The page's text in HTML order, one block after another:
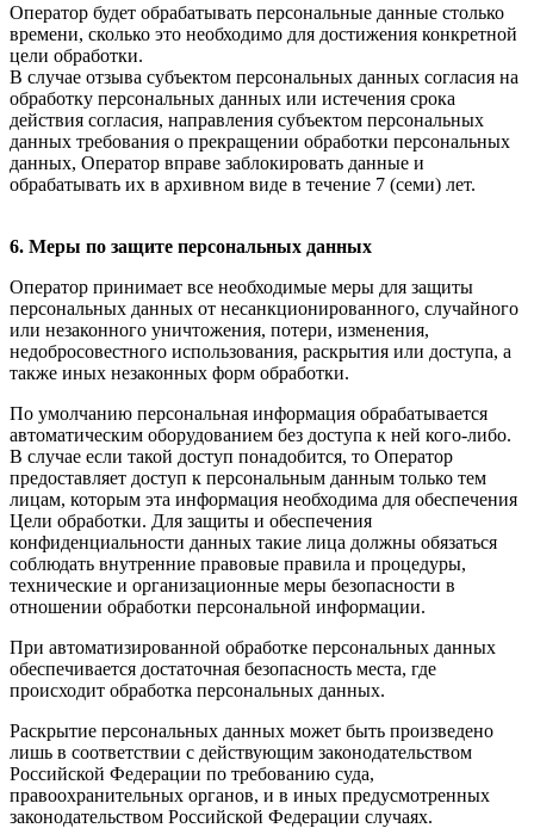
Оператор будет обрабатывать персональные данные столько
времени, сколько это необходимо для достижения конкретной
цели обработки.
В случае отзыва субъектом персональных данных согласия на
обработку персональных данных или истечения срока
действия согласия, направления субъектом персональных
данных требования о прекращении обработки персональных
данных, Оператор вправе заблокировать данные и
обрабатывать их в архивном виде в течение 7 (семи) лет.
6. Меры по защите персональных данных
Оператор принимает все необходимые меры для защиты
персональных данных от несанкционированного, случайного
или незаконного уничтожения, потери, изменения,
недобросовестного использования, раскрытия или доступа, а
также иных незаконных форм обработки.
По умолчанию персональная информация обрабатывается
автоматическим оборудованием без доступа к ней кого-либо.
В случае если такой доступ понадобится, то Оператор
предоставляет доступ к персональным данным только тем
лицам, которым эта информация необходима для обеспечения
Цели обработки. Для защиты и обеспечения
конфиденциальности данных такие лица должны обязаться
соблюдать внутренние правовые правила и процедуры,
технические и организационные меры безопасности в
отношении обработки персональной информации.
При автоматизированной обработке персональных данных
обеспечивается достаточная безопасность места, где
происходит обработка персональных данных.
Раскрытие персональных данных может быть произведено
лишь в соответствии с действующим законодательством
Российской Федерации по требованию суда,
правоохранительных органов, и в иных предусмотренных
законодательством Российской Федерации случаях.